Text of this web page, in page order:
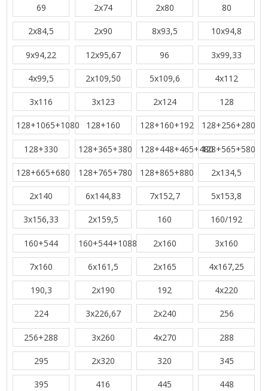
69 2x74 2x80 80
2x84,5 2x90 8x93,5 10x94,8
9x94,22 12x95,67 96 3x99,33
4x99,5 2x109,50 5x109,6 4x112
3x116 3x123 2x124 128
128+1065+1080 128+160 128+160+192 128+256+280
128+330 128+365+380 128+448+465+480128+565+580
128+665+680 128+765+780 128+865+880 2x134,5
2x140 6x144,83 7x152,7 5x153,8
3x156,33 2x159,5 160 160/192
160+544 160+544+1088 2x160 3x160
7x160 6x161,5 2x165 4x167,25
190,3 2x190 192 4x220
224 3x226,67 2x240 256
256+288 3x260 4x270 288
295 2x320 320 345
395 416 445 448